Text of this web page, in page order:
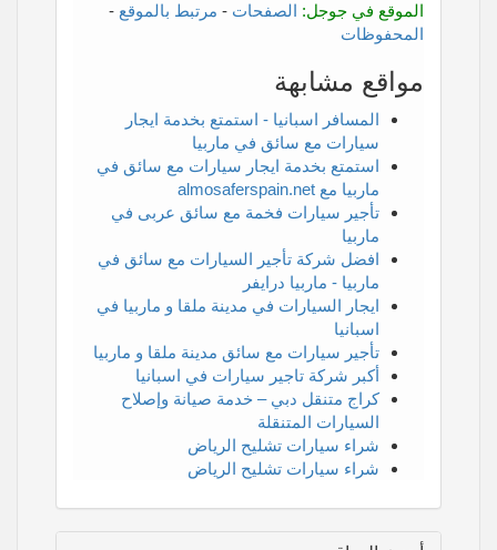
الموقع في جوجل: الصفحات - مرتبط بالموقع -
المحفوظات
مواقع مشابهة
المسافر اسبانيا - استمتع بخدمة ايجار
سيارات مع سائق في ماربيا
استمتع بخدمة ايجار سيارات مع سائق في
ماربيا مع almosaferspain.net
تأجير سيارات فخمة مع سائق عربى في
ماربيا
افضل شركة تأجير السيارات مع سائق في
ماربيا - ماربيا درايفر
ايجار السيارات في مدينة ملقا و ماربيا في
اسبانيا
تأجير سيارات مع سائق مدينة ملقا و ماربيا
أكبر شركة تاجير سيارات في اسبانيا
كراج متنقل دبي – خدمة صيانة وإصلاح
السيارات المتنقلة
شراء سيارات تشليح الرياض
شراء سيارات تشليح الرياض